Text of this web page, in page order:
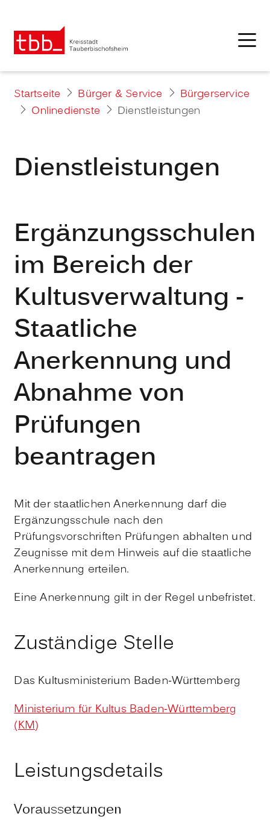
Startseite Bürger & Service
Bürgerservice
Onlinedienste
Dienstleistungen
Dienstleistungen
Ergänzungsschulen
im Bereich der
Kultusverwaltung -
Staatliche
Anerkennung und
Abnahme von
Prüfungen
beantragen
Mit der staatlichen Anerkennung darf die
Ergänzungsschule nach den
Prüfungsvorschriften Prüfungen abhalten und
Zeugnisse mit dem Hinweis auf die staatliche
Anerkennung erteilen.
Eine Anerkennung gilt in der Regel unbefristet.
Zuständige Stelle
Das Kultusministerium Baden-Württemberg
Ministerium für Kultus Baden-Württemberg
(KM)
Leistungsdetails
Voraussetzungen